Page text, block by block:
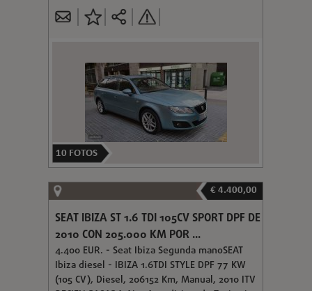
10 FOTOS
€ 4.400,00
SEAT IBIZA ST 1.6 TDI 105CV SPORT DPF DE
2010 CON 205.000 KM POR ...
4.400 EUR. - Seat Ibiza Segunda manoSEAT
Ibiza diesel - IBIZA 1.6TDI STYLE DPF 77 KW
(105 CV), Diesel, 206152 Km, Manual, 2010 ITV